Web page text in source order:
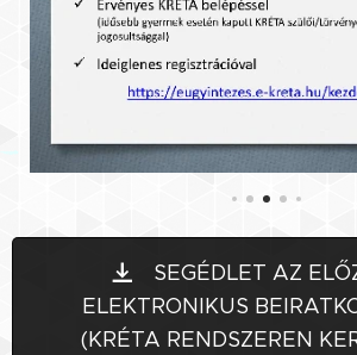
SEGÉDLET AZ
ELEKTRONIKUS
(KRÉTA RENDSZEREN